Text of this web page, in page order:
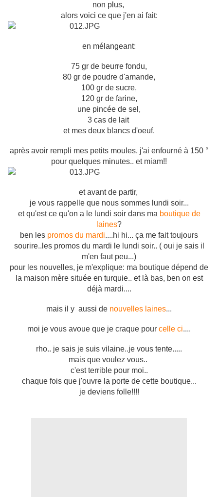
non plus,
alors voici ce que j'en ai fait:
en mélangeant:
75 gr de beurre fondu,
80 gr de poudre d'amande,
100 gr de sucre,
120 gr de farine,
une pincée de sel,
3 cas de lait
et mes deux blancs d'oeuf.
après avoir rempli mes petits moules, j'ai enfourné à 150 °
pour quelques minutes.. et miam!!
et avant de partir,
je vous rappelle que nous sommes lundi soir...
et qu'est ce qu'on a le lundi soir dans ma boutique de
laines?
ben les promos du mardi....hi hi... ça me fait toujours
sourire..les promos du mardi le lundi soir.. ( oui je sais il
m'en faut peu...)
pour les nouvelles, je m'explique: ma boutique dépend de
la maison mère située en turquie.. et là bas, ben on est
déjà mardi....
mais il y aussi de nouvelles laines...
moi je vous avoue que je craque pour celle ci....
rho.. je sais je suis vilaine..je vous tente.....
mais que voulez vous..
c'est terrible pour moi..
chaque fois que j'ouvre la porte de cette boutique...
je deviens folle!!!!